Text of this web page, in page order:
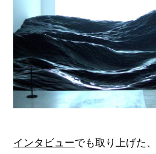
インタビューでも取り上げた